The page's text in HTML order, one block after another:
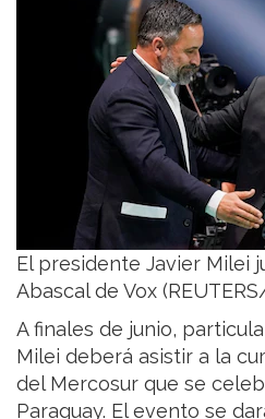
El presidente Javier Milei
Abascal de Vox
A finales de junio,
Milei deberá asistir a la
del Mercosur que se
Paraguay. El evento se